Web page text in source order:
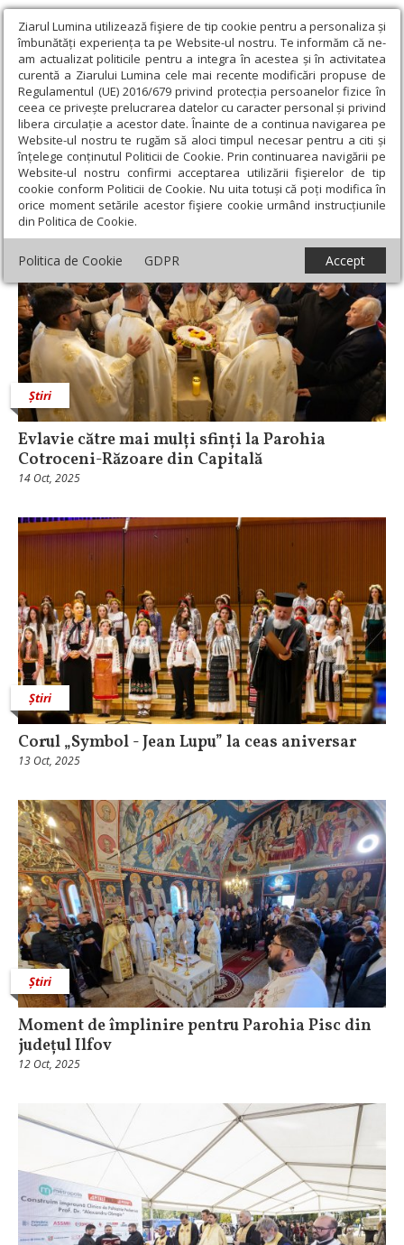
Ziarul Lumina utilizează fişiere de tip cookie pentru a personaliza și
îmbunătăți experiența ta pe Website-ul nostru. Te informăm că ne-
am actualizat politicile pentru a integra în acestea și în activitatea
curentă a Ziarului Lumina cele mai recente modificări propuse de
Regulamentul (UE) 2016/679 privind protecția persoanelor fizice în
ceea ce privește prelucrarea datelor cu caracter personal și privind
libera circulație a acestor date. Înainte de a continua navigarea pe
Website-ul nostru te rugăm să aloci timpul necesar pentru a citi și
înțelege conținutul Politicii de Cookie. Prin continuarea navigării pe
Website-ul nostru confirmi acceptarea utilizării fişierelor de tip
cookie conform Politicii de Cookie. Nu uita totuși că poți modifica în
orice moment setările acestor fişiere cookie urmând instrucțiunile
din Politica de Cookie.
Politica de Cookie GDPR Accept
Ziarul Lumina › Filip Hristofor Cane
Filip Hristofor Cane
Știri
Evlavie către mai mulți sfinți la Parohia
Cotroceni-Răzoare din Capitală
14 Oct, 2025
Știri
Corul „Symbol - Jean Lupu” la ceas aniversar
13 Oct, 2025
Știri
Moment de împlinire pentru Parohia Pisc din
județul Ilfov
12 Oct, 2025